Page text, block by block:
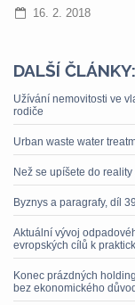
16. 2. 2018
DALŠÍ ČLÁNKY:
Užívání nemovitosti ve
rodiče
Urban waste water
Než se upíšete do
Byznys a paragrafy, díl
Aktuální vývoj
evropských cílů k
Konec prázdných
bez ekonomického